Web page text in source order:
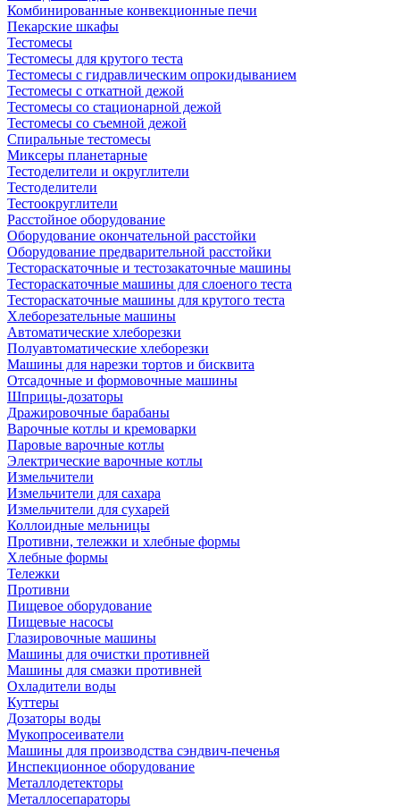
Комбинированные конвекционные печи
Пекарские шкафы
Тестомесы
Тестомесы для крутого теста
Тестомесы с гидравлическим опрокидыванием
Тестомесы с откатной дежой
Тестомесы со стационарной дежой
Тестомесы со съемной дежой
Спиральные тестомесы
Миксеры планетарные
Тестоделители и округлители
Тестоделители
Тестоокруглители
Расстойное оборудование
Оборудование окончательной расстойки
Оборудование предварительной расстойки
Тестораскаточные и тестозакаточные машины
Тестораскаточные машины для слоеного теста
Тестораскаточные машины для крутого теста
Хлеборезательные машины
Автоматические хлеборезки
Полуавтоматические хлеборезки
Машины для нарезки тортов и бисквита
Отсадочные и формовочные машины
Шприцы-дозаторы
Дражировочные барабаны
Варочные котлы и кремоварки
Паровые варочные котлы
Электрические варочные котлы
Измельчители
Измельчители для сахара
Измельчители для сухарей
Коллоидные мельницы
Противни, тележки и хлебные формы
Хлебные формы
Тележки
Противни
Пищевое оборудование
Пищевые насосы
Глазировочные машины
Машины для очистки противней
Машины для смазки противней
Охладители воды
Куттеры
Дозаторы воды
Мукопросеиватели
Машины для производства сэндвич-печенья
Инспекционное оборудование
Металлодетекторы
Металлосепараторы